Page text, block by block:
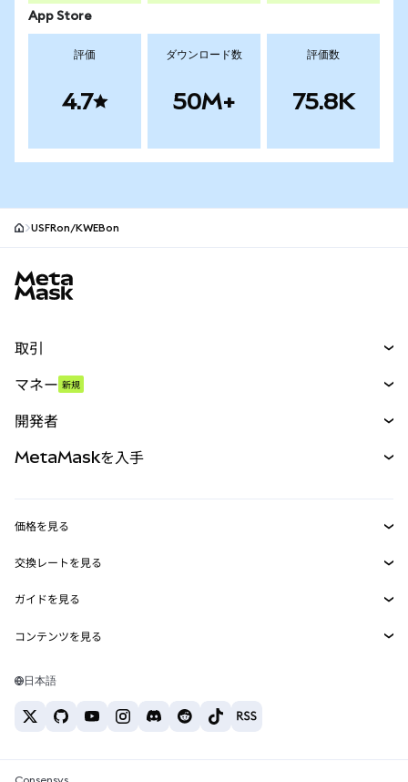
App Store
評価
4.7
ダウンロード数
50M+
評価数
75.8K
USFRon/KWEBon
取引
パーペチュアル
RWA
マネー 新規
開発者
MetaMask Connect
Snaps
Web3サービス
MetaMaskを入手
セキュリティ
サポート
キャリア
お問い合わせ
価格を見る
イーサリアムの価格
Solanaの価格
Tetherの価格
交換レートを見る
ETH→USD
USDT→INR
BTC→INR
ETH→USDT
ガイドを見る
ETHの購入
USDTの購入
SHIBの購入
コンテンツを見る
Solanaウォレット
日本語